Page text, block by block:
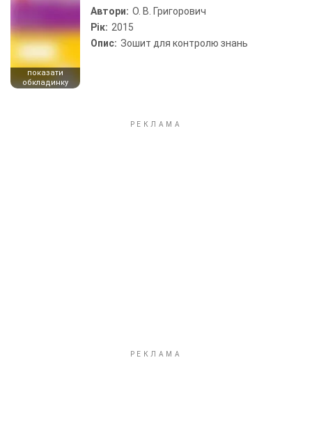
показати
обкладинку
Автори: О. В. Григорович
Рік: 2015
Опис: Зошит для контролю знань